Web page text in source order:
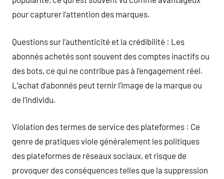
pour capturer l’attention des marques.
Questions sur l’authenticité et la crédibilité : Les
abonnés achetés sont souvent des comptes inactifs ou
des bots, ce qui ne contribue pas à l’engagement réel.
L’achat d’abonnés peut ternir l’image de la marque ou
de l’individu.
Violation des termes de service des plateformes : Ce
genre de pratiques viole généralement les politiques
des plateformes de réseaux sociaux, et risque de
provoquer des conséquences telles que la suppression